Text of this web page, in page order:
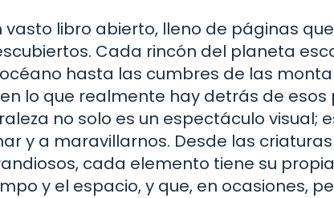
vasto libro abierto, lleno de páginas
Cada rincón del planeta
hasta las cumbres de las
lo que realmente hay detrás de
no solo es un espectáculo visual;
y a maravillarnos. Desde las
cada elemento tiene su
y el espacio, y que, en ocasiones,